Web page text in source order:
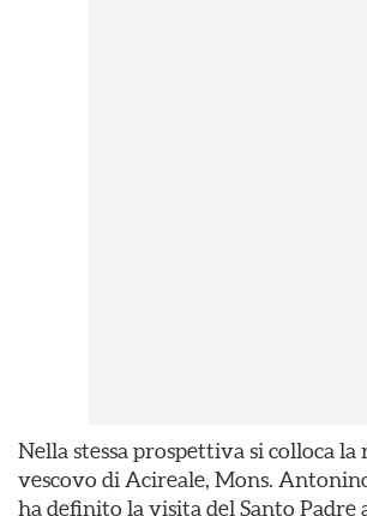
Nella stessa prospettiva si colloca la
vescovo di Acireale, Mons.
ha definito la visita del Santo Padre